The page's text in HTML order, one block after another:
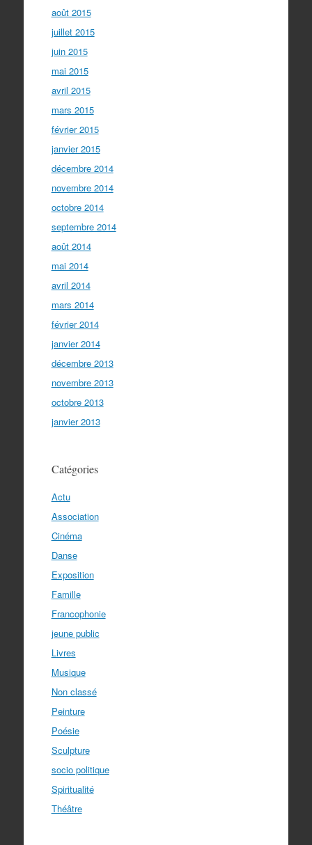
août 2015
juillet 2015
juin 2015
mai 2015
avril 2015
mars 2015
février 2015
janvier 2015
décembre 2014
novembre 2014
octobre 2014
septembre 2014
août 2014
mai 2014
avril 2014
mars 2014
février 2014
janvier 2014
décembre 2013
novembre 2013
octobre 2013
janvier 2013
Catégories
Actu
Association
Cinéma
Danse
Exposition
Famille
Francophonie
jeune public
Livres
Musique
Non classé
Peinture
Poésie
Sculpture
socio politique
Spiritualité
Théâtre